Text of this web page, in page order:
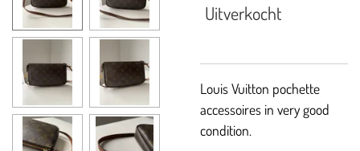
Uitverkocht
Louis Vuitton pochette
accessoires in very good
condition.